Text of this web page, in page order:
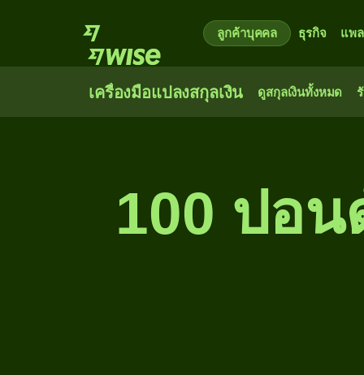
ลูกค้าบุคคล ธุรกิจ แพ
เครื่องมือแปลงสกุลเงิน ดูสกุลเงินทั้งหมด
100 ปอน